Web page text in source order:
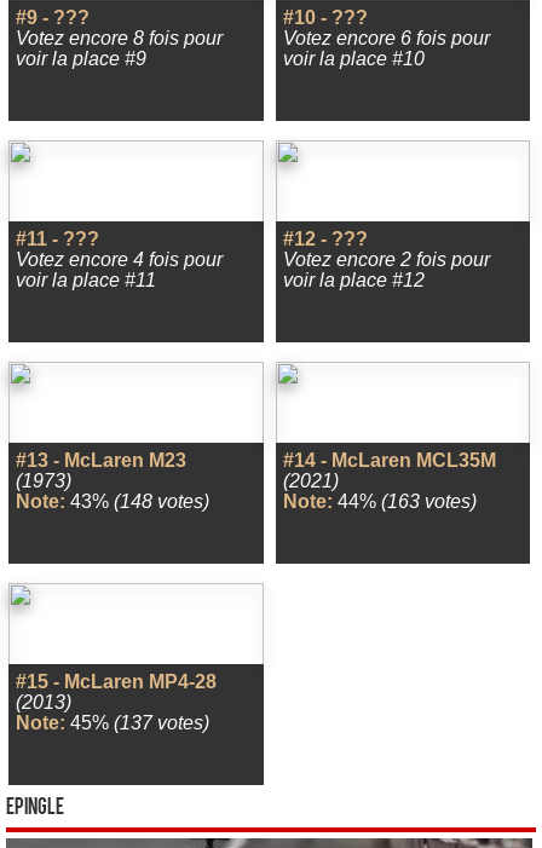
#9 - ???
Votez encore 8 fois pour
voir la place #9
#10 - ???
Votez encore 6 fois pour
voir la place #10
#11 - ???
Votez encore 4 fois pour
voir la place #11
#12 - ???
Votez encore 2 fois pour
voir la place #12
#13 - McLaren M23
(1973)
Note: 43% (148 votes)
#14 - McLaren MCL35M
(2021)
Note: 44% (163 votes)
#15 - McLaren MP4-28
(2013)
Note: 45% (137 votes)
Epingle